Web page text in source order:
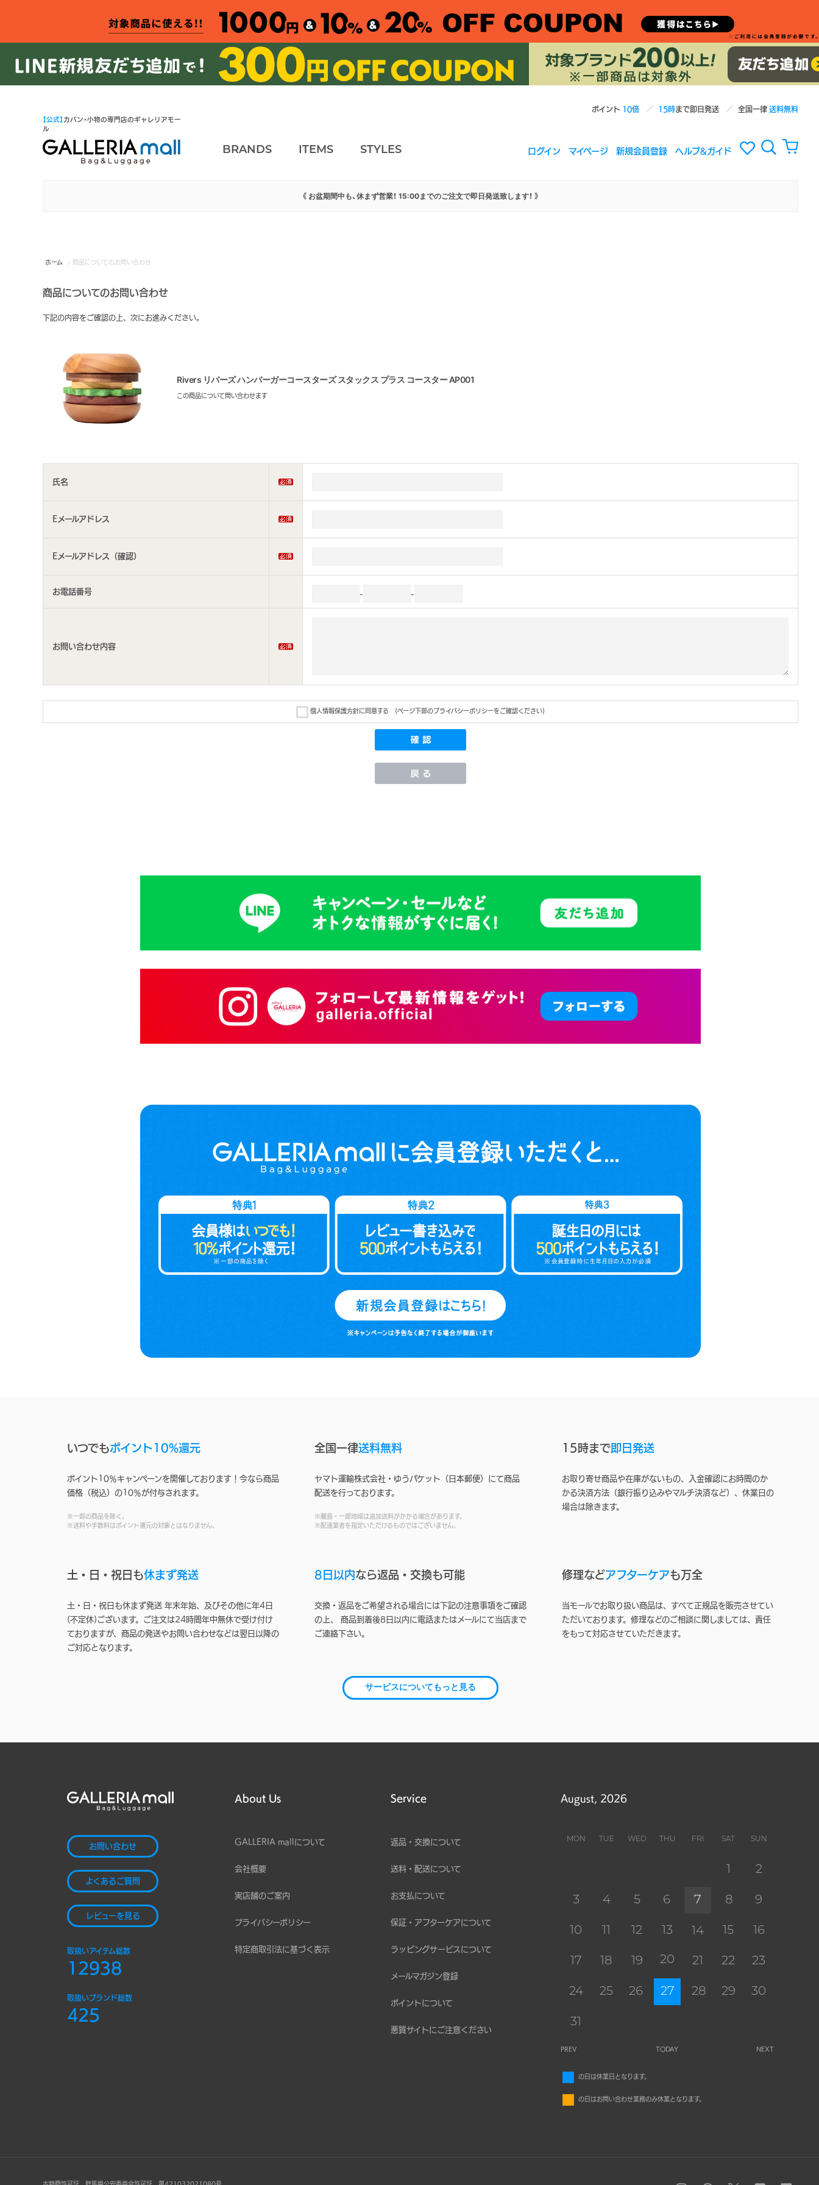
ポイント 10倍 15時まで即日発送 全国一律送料無料
【公式】 カバン・小物の専門店のギャレリアモー
ル
BRANDS ITEMS STYLES ログイン マイページ 新規会員登録 ヘルプ&ガイド
《 お盆期間中も、休まず営業！ 15:00までのご注文で即日発送致します！ 》
ホーム > 商品についてのお問い合わせ
商品についてのお問い合わせ
下記の内容をご確認の上、次にお進みください。
Rivers リバーズ ハンバーガーコースターズ スタックス プラス コースター AP001
この商品について問い合わせます
氏名
Eメールアドレス
Eメールアドレス（確認）
お電話番号 - -
お問い合わせ内容
個人情報保護方針に同意する (ページ下部のプライバシーポリシーをご確認ください)
いつでもポイント10%還元
ポイント10％キャンペーンを開催しております！今なら商品
価格（税込）の10％が付与されます。
※一部の商品を除く。
※送料や手数料はポイント還元の対象とはなりません。
全国一律送料無料
ヤマト運輸株式会社・ゆうパケット（日本郵便）にて商品
配送を行っております。
※離島・一部地域は追加送料がかかる場合があります。
※配達業者を指定いただけるものではございません。
15時まで即日発送
お取り寄せ商品や在庫がないもの、入金確認にお時間のか
かる決済方法（銀行振り込みやマルチ決済など）、休業日の
場合は除きます。
土・日・祝日も休まず発送
土・日・祝日も休まず発送 年末年始、及びその他に年4日
(不定休)ございます。ご注文は24時間年中無休で受け付け
ておりますが、商品の発送やお問い合わせなどは翌日以降の
ご対応となります。
8日以内なら返品・交換も可能
交換・返品をご希望される場合には下記の注意事項をご確認
の上、 商品到着後8日以内に電話またはメールにて当店まで
ご連絡下さい。
修理などアフターケアも万全
当モールでお取り扱い商品は、すべて正規品を販売させてい
ただいております。修理などのご相談に関しましては、責任
をもって対応させていただきます。
サービスについてもっと見る
お問い合わせ
よくあるご質問
レビューを見る
取扱いアイテム総数
12938
取扱いブランド総数
425
About Us
GALLERIA mallについて
会社概要
実店舗のご案内
プライバシーポリシー
特定商取引法に基づく表示
Service
返品・交換について
送料・配送について
お支払について
保証・アフターケアについて
ラッピングサービスについて
メールマガジン登録
ポイントについて
悪質サイトにご注意ください
August, 2026
MON TUE WED THU FRI SAT SUN
2
3 4 5 6 7 8 9
10 12 13 14 15 16
17 18 19 20 21 22 23
24 25 26 27 28 29 30
31
PREV TODAY NEXT
の日は休業日となります。
の日はお問い合わせ業務のみ休業となります。
古物商許可証 群馬県公安委員会許可証 第421032021080号